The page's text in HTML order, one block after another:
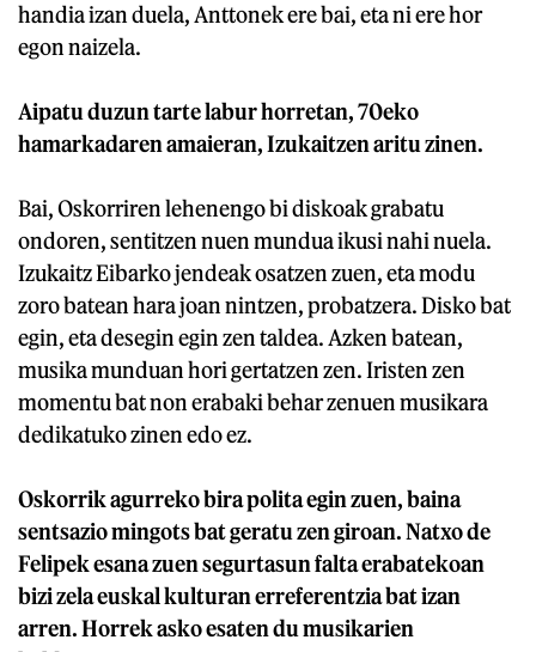
handia izan duela, Anttonek ere bai, eta ni ere hor
egon naizela.
Aipatu duzun tarte labur horretan, 70eko
hamarkadaren amaieran, Izukaitzen aritu zinen.
Bai, Oskorriren lehenengo bi diskoak grabatu
ondoren, sentitzen nuen mundua ikusi nahi nuela.
Izukaitz Eibarko jendeak osatzen zuen, eta modu
zoro batean hara joan nintzen, probatzera. Disko bat
egin, eta desegin egin zen taldea. Azken batean,
musika munduan hori gertatzen zen. Iristen zen
momentu bat non erabaki behar zenuen musikara
dedikatuko zinen edo ez.
Oskorrik agurreko bira polita egin zuen, baina
sentsazio mingots bat geratu zen giroan. Natxo de
Felipek esana zuen segurtasun falta erabatekoan
bizi zela euskal kulturan erreferentzia bat izan
arren. Horrek asko esaten du musikarien